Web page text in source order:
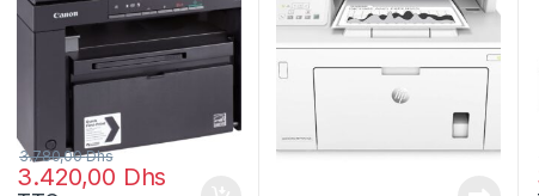
3.420,00 Dhs
3.780,00Dhs